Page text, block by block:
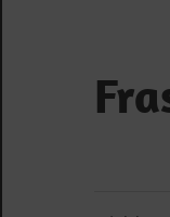
contenido